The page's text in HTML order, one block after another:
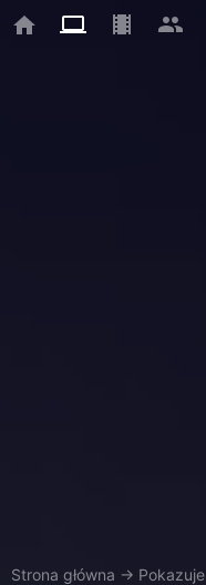
Strona główna → Pokazuje